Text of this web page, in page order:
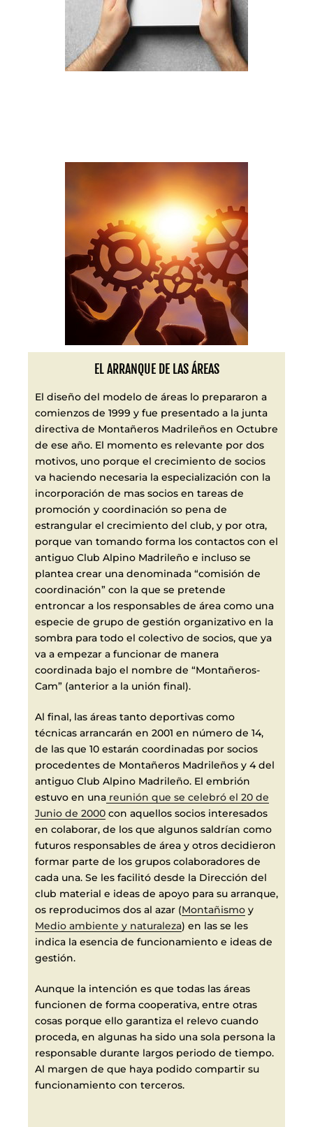
EL ARRANQUE DE LAS ÁREAS
El diseño del modelo de áreas lo prepararon a
comienzos de 1999 y fue presentado a la junta
directiva de Montañeros Madrileños en Octubre
de ese año. El momento es relevante por dos
motivos, uno porque el crecimiento de socios
va haciendo necesaria la especialización con la
incorporación de mas socios en tareas de
promoción y coordinación so pena de
estrangular el crecimiento del club, y por otra,
porque van tomando forma los contactos con el
antiguo Club Alpino Madrileño e incluso se
plantea crear una denominada “comisión de
coordinación” con la que se pretende
entroncar a los responsables de área como una
especie de grupo de gestión organizativo en la
sombra para todo el colectivo de socios, que ya
va a empezar a funcionar de manera
coordinada bajo el nombre de “Montañeros-
Cam” (anterior a la unión final).
Al final, las áreas tanto deportivas como
técnicas arrancarán en 2001 en número de 14,
de las que 10 estarán coordinadas por socios
procedentes de Montañeros Madrileños y 4 del
antiguo Club Alpino Madrileño. El embrión
estuvo en una reunión que se celebró el 20 de
Junio de 2000 con aquellos socios interesados
en colaborar, de los que algunos saldrían como
futuros responsables de área y otros decidieron
formar parte de los grupos colaboradores de
cada una. Se les facilitó desde la Dirección del
club material e ideas de apoyo para su arranque,
os reproducimos dos al azar (Montañismo y
Medio ambiente y naturaleza) en las se les
indica la esencia de funcionamiento e ideas de
gestión.
Aunque la intención es que todas las áreas
funcionen de forma cooperativa, entre otras
cosas porque ello garantiza el relevo cuando
proceda, en algunas ha sido una sola persona la
responsable durante largos periodo de tiempo.
Al margen de que haya podido compartir su
funcionamiento con terceros.